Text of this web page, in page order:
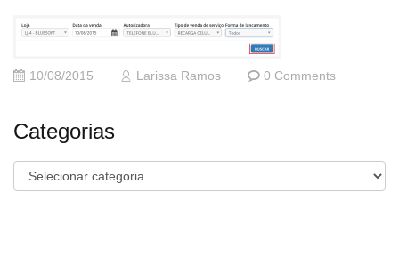
10/08/2015 Larissa Ramos 0 Comments
Categorias
Categorias